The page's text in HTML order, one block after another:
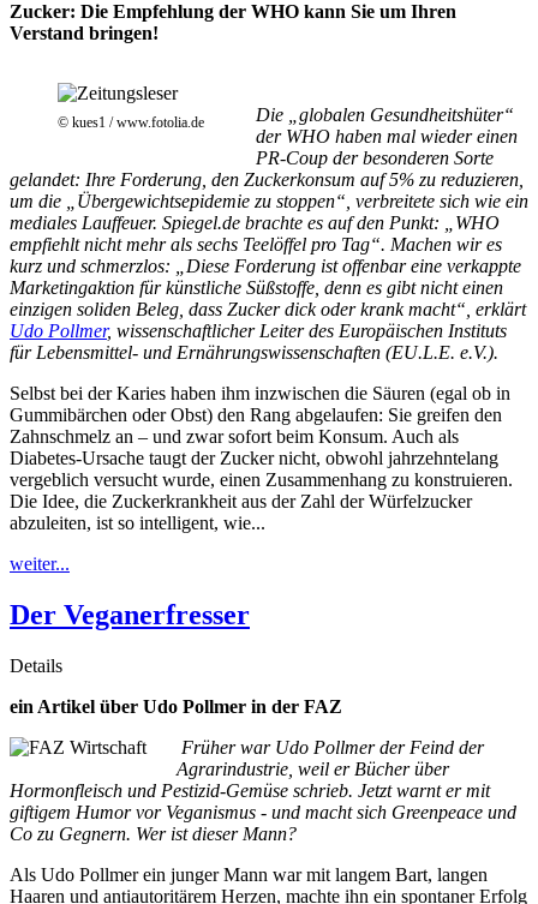
Zucker: Die Empfehlung der WHO kann Sie um Ihren
Verstand bringen!
© kues1 / www.fotolia.de
Die „globalen Gesundheitshüter“
der WHO haben mal wieder einen
PR-Coup der besonderen Sorte
gelandet: Ihre Forderung, den Zuckerkonsum auf 5% zu reduzieren,
um die „Übergewichtsepidemie zu stoppen“, verbreitete sich wie ein
mediales Lauffeuer. Spiegel.de brachte es auf den Punkt: „WHO
empfiehlt nicht mehr als sechs Teelöffel pro Tag“. Machen wir es
kurz und schmerzlos: „Diese Forderung ist offenbar eine verkappte
Marketingaktion für künstliche Süßstoffe, denn es gibt nicht einen
einzigen soliden Beleg, dass Zucker dick oder krank macht“, erklärt
Udo Pollmer, wissenschaftlicher Leiter des Europäischen Instituts
für Lebensmittel- und Ernährungswissenschaften (EU.L.E. e.V.).
Selbst bei der Karies haben ihm inzwischen die Säuren (egal ob in
Gummibärchen oder Obst) den Rang abgelaufen: Sie greifen den
Zahnschmelz an – und zwar sofort beim Konsum. Auch als
Diabetes-Ursache taugt der Zucker nicht, obwohl jahrzehntelang
vergeblich versucht wurde, einen Zusammenhang zu konstruieren.
Die Idee, die Zuckerkrankheit aus der Zahl der Würfelzucker
abzuleiten, ist so intelligent, wie...
weiter...
Der Veganerfresser
Details
ein Artikel über Udo Pollmer in der FAZ
Früher war Udo Pollmer der Feind der
Agrarindustrie, weil er Bücher über
Hormonfleisch und Pestizid-Gemüse schrieb. Jetzt warnt er mit
giftigem Humor vor Veganismus - und macht sich Greenpeace und
Co zu Gegnern. Wer ist dieser Mann?
Als Udo Pollmer ein junger Mann war mit langem Bart, langen
Haaren und antiautoritärem Herzen, machte ihn ein spontaner Erfolg